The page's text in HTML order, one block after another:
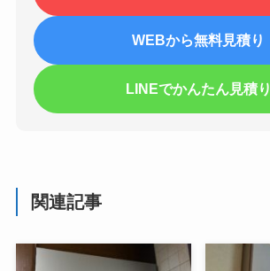
WEBから無料見積り
LINEでかんたん見積り
関連記事